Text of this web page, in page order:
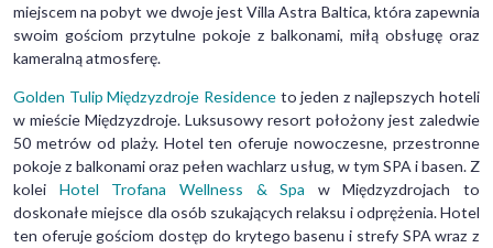
miejscem na pobyt we dwoje jest Villa Astra Baltica, która zapewnia
swoim gościom przytulne pokoje z balkonami, miłą obsługę oraz
kameralną atmosferę.
Golden Tulip Międzyzdroje Residenceto jeden z najlepszych hoteli
w mieście Międzyzdroje. Luksusowy resort położony jest zaledwie
50 metrów od plaży. Hotel ten oferuje nowoczesne, przestronne
pokoje z balkonami oraz pełen wachlarz usług, w tym SPA i basen. Z
kolei Hotel Trofana Wellness & Spa w Międzyzdrojach to
doskonałe miejsce dla osób szukających relaksu i odprężenia. Hotel
ten oferuje gościom dostęp do krytego basenu i strefy SPA wraz z